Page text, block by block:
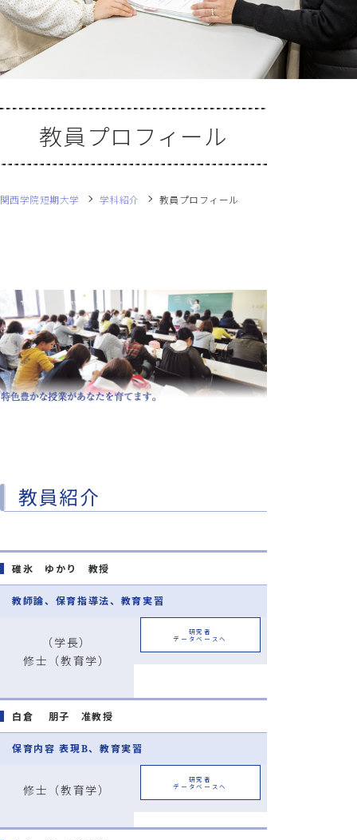
教員プロフィール
関西学院短期大学 学科紹介 教員プロフィール
教員紹介
碓氷 ゆかり 教授
教師論、保育指導法、教育実習
（学長）
修士（教育学）
研究者
データベースへ
白倉 朋子 准教授
保育内容 表現B、教育実習
修士（教育学）
研究者
データベースへ